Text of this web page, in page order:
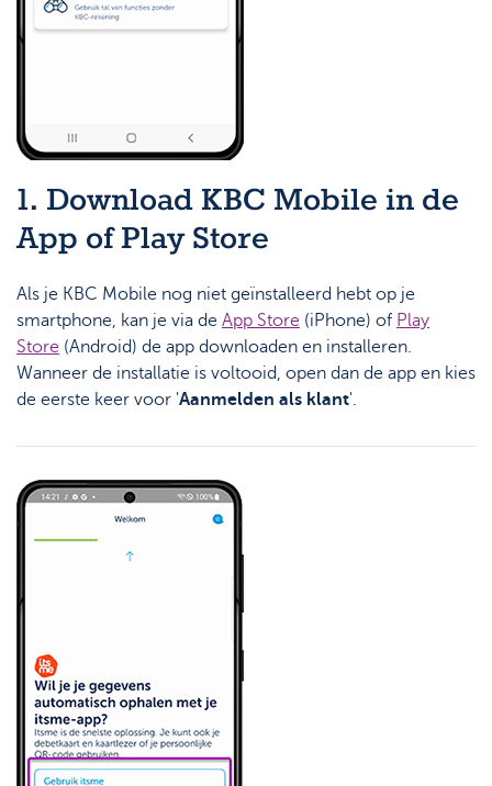
1. Download KBC Mobile in de
App of Play Store
Als je KBC Mobile nog niet geïnstalleerd hebt op je
smartphone, kan je via de App Store (iPhone) of Play
Store (Android) de app downloaden en installeren.
Wanneer de installatie is voltooid, open dan de app en kies
de eerste keer voor 'Aanmelden als klant'.